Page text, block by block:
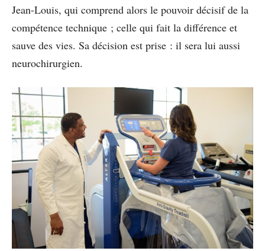
Jean-Louis, qui comprend alors le pouvoir décisif de la
compétence technique ; celle qui fait la différence et
sauve des vies. Sa décision est prise : il sera lui aussi
neurochirurgien.